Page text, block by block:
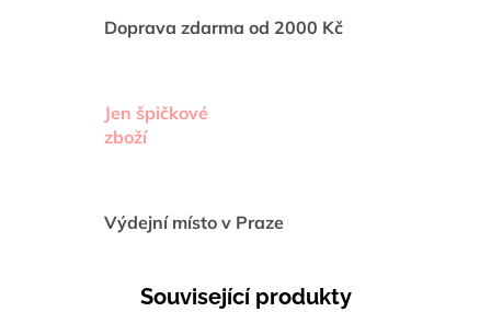
Doprava zdarma od 2000 Kč
Jen špičkové
zboží
Výdejní místo v Praze
Související produkty